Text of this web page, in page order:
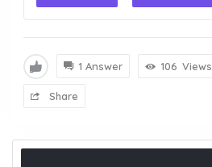
1 Answer 106 Views
Share